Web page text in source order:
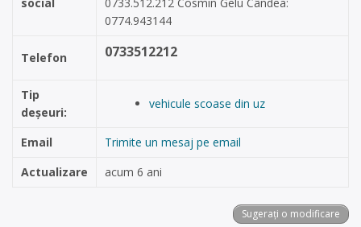
0774.943144
Telefon 0733512212
Tip
deșeuri:
vehicule scoase din uz
Email
Trimite un mesaj pe email
Actualizare
acum 6 ani
Sugerați o modificare